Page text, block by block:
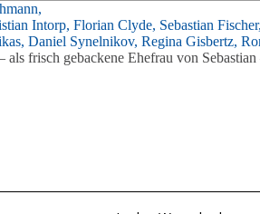
Intorp, Florian Clyde, Sebastian Fischer,
Daniel Synelnikov, Regina Gisbertz,
frisch gebackene Ehefrau von